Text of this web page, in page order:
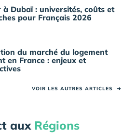
à Dubaï : universités, coûts et
pour Français 2026
du marché du logement
en France : enjeux et
VOIR LES AUTRES ARTICLES ➜
aux Régions